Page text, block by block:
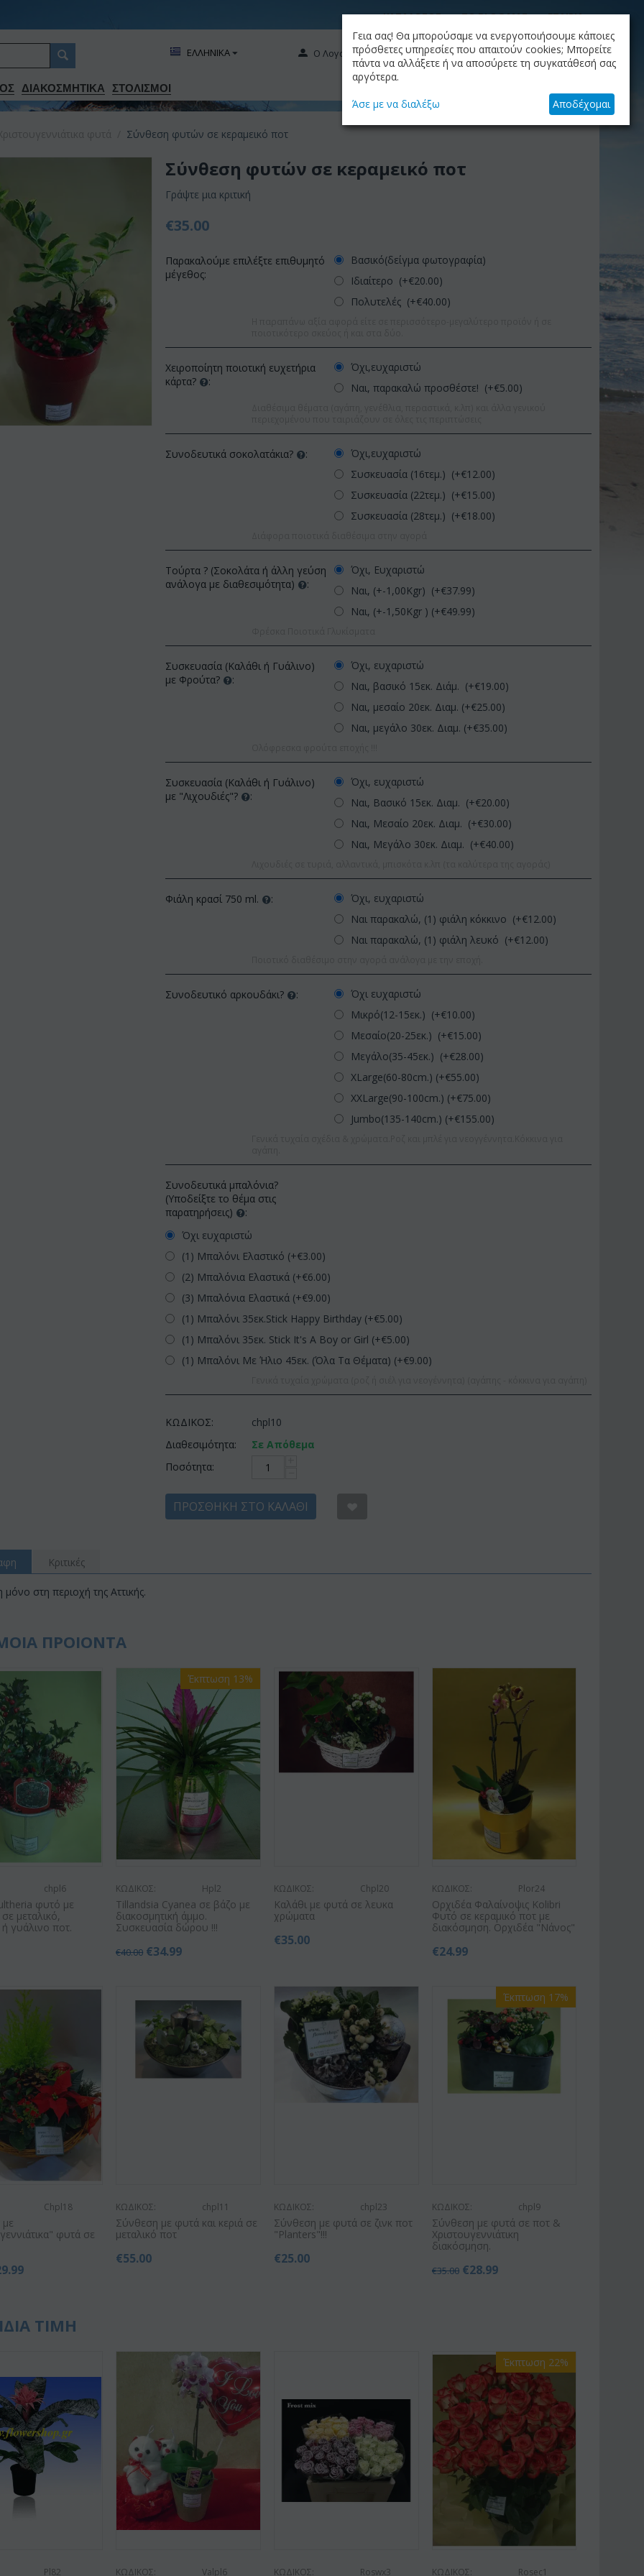
ΚΑΤΑΛΟΓΟΣ ΤΟ BLOG ΜΑΣ ΕΤΑΙΡΙΑ
ΔΙΑΚΟΣΜΗΤΙΚA ΣΤΟΛΙΣΜΟΙ
Ο Λογαριασμός μου
ΕΛΛΗΝΙΚΑ
+30.210.9319884
ΚΑΛΆΘΙ
Το καλάθι είναι άδειο
Σύνθεση φυτών σε κεραμεικό ποτ
Έκπτωση 9%
ΚΩΔΙΚΟΣ:
(21) τριαντάφυλλα 60-70 εκ.
Έκπτωση 11%
ΚΩΔΙΚΟΣ: Afp1
Ορχιδέα φαλαίνοψις σε
γυάλινο βάζο
39.99
Σύνθεση φυτών σε κεραμεικό ποτ
Γράψτε μια κριτική
€35.00
Παρακαλούμε επιλέξτε επιθυμητό
μέγεθος:
Βασικό(δείγμα φωτογραφία)
Ιδιαίτερο (+€20.00)
Πολυτελές (+€40.00)
Χειροποίητη ποιοτική ευχετήρια
κάρτα?
:
Όχι,ευχαριστώ
Ναι, παρακαλώ προσθέστε! (+€5.00)
Συνοδευτικά σοκολατάκια? :
Όχι,ευχαριστώ
Συσκευασία (16τεμ.) (+€12.00)
Συσκευασία (22τεμ.) (+€15.00)
Συσκευασία (28τεμ.) (+€18.00)
Τούρτα ? (Σοκολάτα ή άλλη γεύση
ανάλογα με διαθεσιμότητα)
:
Όχι, Ευχαριστώ
Ναι, (+-1,00Kgr) (+€37.99)
Ναι, (+-1,50Kgr ) (+€49.99)
Συσκευασία (Καλάθι ή Γυάλινο)
με Φρούτα?
:
Όχι, ευχαριστώ
Ναι, βασικό 15εκ. Διάμ. (+€19.00)
Ναι, μεσαίο 20εκ. Διαμ. (+€25.00)
Ναι, μεγάλο 30εκ. Διαμ. (+€35.00)
Συσκευασία (Καλάθι ή Γυάλινο)
με "Λιχουδιές"?
:
Όχι, ευχαριστώ
Ναι, Βασικό 15εκ. Διαμ. (+€20.00)
Ναι, Μεσαίο 20εκ. Διαμ. (+€30.00)
Ναι, Μεγάλο 30εκ. Διαμ. (+€40.00)
Φιάλη κρασί 750 ml. :
Όχι, ευχαριστώ
Ναι παρακαλώ, (1) φιάλη κόκκινο (+€12.00)
Ναι παρακαλώ, (1) φιάλη λευκό (+€12.00)
Συνοδευτικό αρκουδάκι? :
Όχι ευχαριστώ
Μικρό(12-15εκ.) (+€10.00)
Μεσαίο(20-25εκ.) (+€15.00)
Μεγάλο(35-45εκ.) (+€28.00)
XLarge(60-80cm.) (+€55.00)
XXLarge(90-100cm.) (+€75.00)
Jumbo(135-140cm.) (+€155.00)
Συνοδευτικά μπαλόνια?
(Υποδείξτε το θέμα στις
παρατηρήσεις)
:
Όχι ευχαριστώ
(1) Μπαλόνι Ελαστικό (+€3.00)
(2) Μπαλόνια Ελαστικά (+€6.00)
(3) Μπαλόνια Ελαστικά (+€9.00)
(1) Μπαλόνι 35εκ.Stick Happy Birthday (+€5.00)
(1) Μπαλόνι 35εκ. Stick It's A Boy or Girl (+€5.00)
(1) Μπαλόνι Με Ήλιο 45εκ. (Όλα Τα Θέματα) (+€9.00)
ΚΩΔΙΚΟΣ:
chpl10
Διαθεσιμότητα:
Σε Απόθεμα
Ποσότητα:
ΠΡΟΣΘΉΚΗ ΣΤΟ ΚΑΛΆΘΙ
Κριτικές
στη περιοχή της Αττικής.
ΠΡΟΙΟΝΤΑ
chpl6
φυτό με
μεταλικό,
ή γυάλινο ποτ.
Έκπτωση 13%
ΚΩΔΙΚΟΣ: Hpl2
Tillandsia Cyanea σε βάζο με
διακοσμητική άμμο.
Συσκευασία δώρου !!!
€40.00 €34.99
ΚΩΔΙΚΟΣ: Chpl20
Καλάθι με φυτά σε λευκα
χρώματα
€35.00
ΚΩΔΙΚΟΣ: Plor24
Ορχιδέα Φαλαίνοψις Kolibri
Φυτό σε κεραμικό ποτ με
διακόσμηση. Ορχιδέα "Νάνος"
€24.99
Chpl18
φυτά σε
ΚΩΔΙΚΟΣ: chpl11
Σύνθεση με φυτά και κεριά σε
μεταλικό ποτ
€55.00
ΚΩΔΙΚΟΣ: chpl23
Σύνθεση με φυτά σε ζινκ ποτ
"Planters"!!!
€25.00
Έκπτωση 17%
ΚΩΔΙΚΟΣ: chpl9
Σύνθεση με φυτά σε ποτ &
Χριστουγεννιάτικη
διακόσμηση.
€35.00 €28.99
ΤΙΜΗ
Pl82 ΚΩΔΙΚΟΣ: Valpl6 ΚΩΔΙΚΟΣ: Roswx3
Έκπτωση 22%
ΚΩΔΙΚΟΣ: Rosec1
Γεια σας! Θα μπορούσαμε να ενεργοποιήσουμε κάποιες
πρόσθετες υπηρεσίες που απαιτούν cookies; Μπορείτε
πάντα να αλλάξετε ή να αποσύρετε τη συγκατάθεσή σας
αργότερα.
Άσε με να διαλέξω Αποδέχομαι